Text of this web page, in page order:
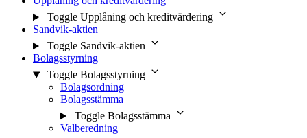
Toggle Upplåning och kreditvärdering
Sandvik-aktien
Toggle Sandvik-aktien
Bolagsstyrning
Toggle Bolagsstyrning
Bolagsordning
Bolagsstämma
Toggle Bolagsstämma
Valberedning